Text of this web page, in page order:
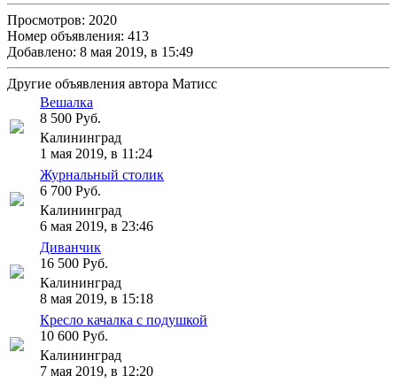
Просмотров: 2020
Номер объявления: 413
Добавлено: 8 мая 2019, в 15:49
Другие объявления автора Матисс
Вешалка
8 500 Руб.
Калининград
1 мая 2019, в 11:24
Журнальный столик
6 700 Руб.
Калининград
6 мая 2019, в 23:46
Диванчик
16 500 Руб.
Калининград
8 мая 2019, в 15:18
Кресло качалка с подушкой
10 600 Руб.
Калининград
7 мая 2019, в 12:20